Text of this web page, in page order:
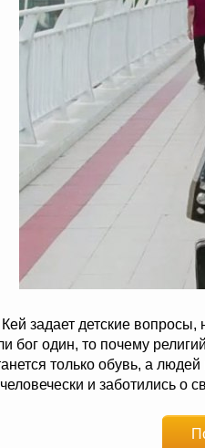
задает детские вопросы,
бог один, то почему
только обувь, а
и заботились о